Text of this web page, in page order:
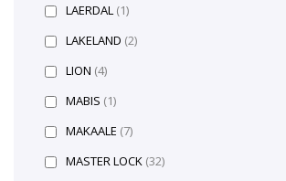
LAERDAL (1)
LAKELAND (2)
LION (4)
MABIS (1)
MAKAALE (7)
MASTER LOCK (32)